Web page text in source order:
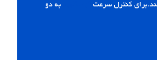
کنترل سرعتفن بخاری
به دو